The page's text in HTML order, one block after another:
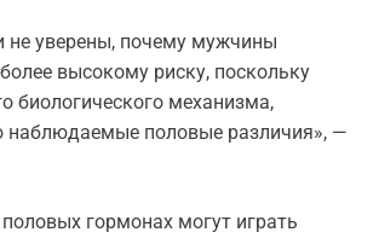
не уверены, почему мужчины
высокому риску, поскольку
биологического механизма,
наблюдаемые половые различия», —
гормонах могут играть